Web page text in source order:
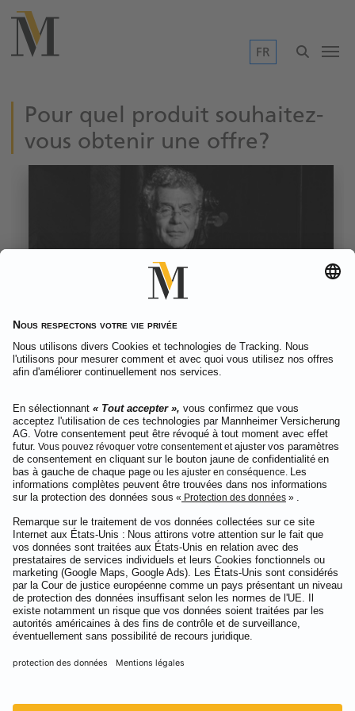
Saut au contenu principal
FR
Pour quel produit souhaitez-
vous obtenir une offre?
SINFONIMA SWISS
Pour la musique classique.
Demander une offre
Service & Contact